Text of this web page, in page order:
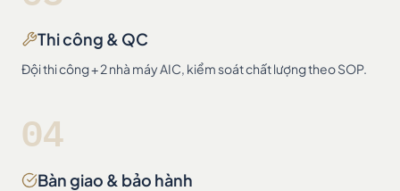
Thi công & QC
Đội thi công + 2 nhà máy AIC, kiểm soát chất lượng theo SOP.
04
Bàn giao & bảo hành